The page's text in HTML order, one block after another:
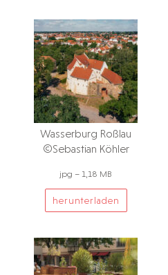
Wasserburg Roßlau
©Sebastian Köhler
jpg – 1,18 MB
herunterladen